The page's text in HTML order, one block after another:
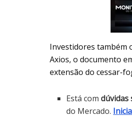
Investidores também
Axios, o documento
extensão do cessar-
Está comdúvidas
do Mercado.